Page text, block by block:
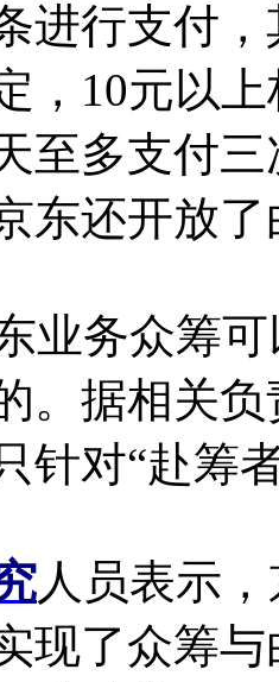
进行支付
，10元以
至多支付
东还开放
务众筹可
。据相关
针对“赴筹
人员表示
现了众筹